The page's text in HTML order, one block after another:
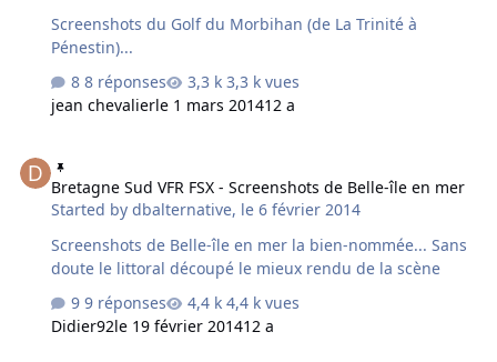
Screenshots du Golf du Morbihan (de La Trinité à
Pénestin)...
8 réponses
3,3 k vues
jean chevalierle 1 mars 201412 a
Bretagne Sud VFR FSX - Screenshots de Belle-île en mer
Started bydbalternative, le 6 février 2014
Screenshots de Belle-île en mer la bien-nommée... Sans
doute le littoral découpé le mieux rendu de la scène
9 réponses
4,4 k vues
Didier92le 19 février 201412 a